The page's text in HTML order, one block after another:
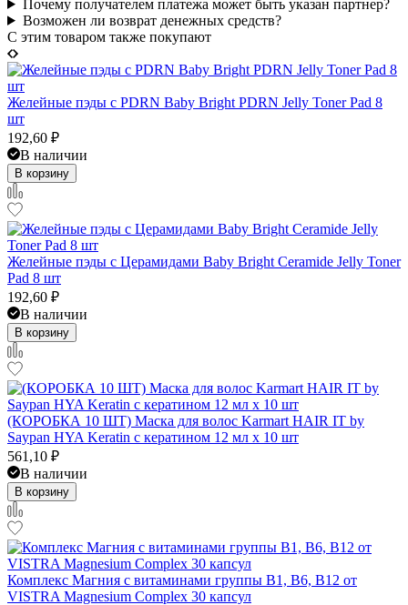
Почему получателем платежа может быть указан партнер?
Возможен ли возврат денежных средств?
C этим товаром также покупают
Желейные пэды с PDRN Baby Bright PDRN Jelly Toner Pad 8
шт
192,60 ₽
В наличии
В корзину
Желейные пэды с Церамидами Baby Bright Ceramide Jelly Toner
Pad 8 шт
192,60 ₽
В наличии
В корзину
(КОРОБКА 10 ШТ) Маска для волос Karmart HAIR IT by
Saypan HYA Keratin с кератином 12 мл x 10 шт
561,10 ₽
В наличии
В корзину
Комплекс Магния с витаминами группы B1, B6, B12 от
VISTRA Magnesium Complex 30 капсул